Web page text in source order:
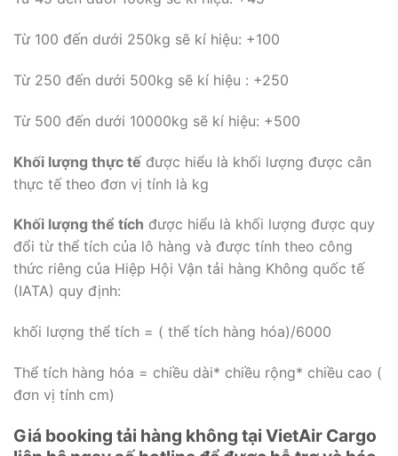
Từ 100 đến dưới 250kg sẽ kí hiệu: +100
Từ 250 đến dưới 500kg sẽ kí hiệu : +250
Từ 500 đến dưới 10000kg sẽ kí hiệu: +500
Khối lượng thực tế được hiểu là khối lượng được cân
thực tế theo đơn vị tính là kg
Khối lượng thể tích được hiểu là khối lượng được quy
đổi từ thể tích của lô hàng và được tính theo công
thức riêng của Hiệp Hội Vận tải hàng Không quốc tế
(IATA) quy định:
khối lượng thể tích = ( thể tích hàng hóa)/6000
Thể tích hàng hóa = chiều dài* chiều rộng* chiều cao (
đơn vị tính cm)
Giá booking tải hàng không tại VietAir Cargo